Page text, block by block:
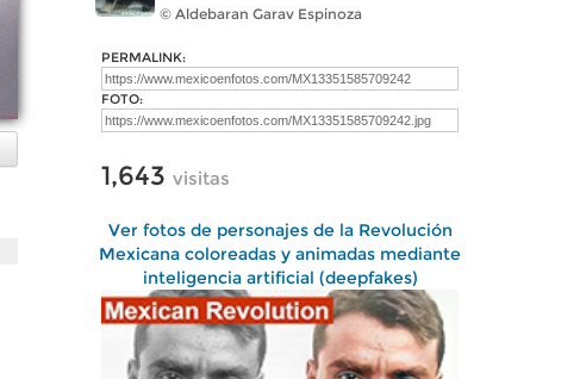
© Aldebaran Garav Espinoza
PERMALINK:
FOTO:
1,643 visitas
Ver fotos de personajes de la Revolución
Mexicana coloreadas y animadas mediante
inteligencia artificial (deepfakes)